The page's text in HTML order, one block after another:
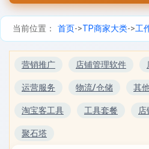
当前位置： 首页->TP商家大类->工
营销推广 店铺管理软件
运营服务 物流/仓储 其
淘宝客工具 工具套餐
聚石塔